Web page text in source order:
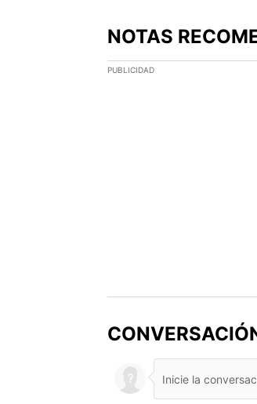
NOTAS
Este listado muestra los
PUBLICIDAD